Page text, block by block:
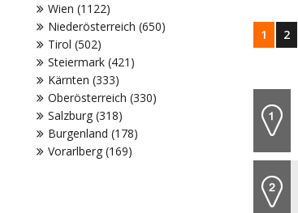
1 2
Wien (1122)
Niederösterreich (650)
Tirol (502)
Steiermark (421)
Kärnten (333)
Oberösterreich (330)
Salzburg (318)
Burgenland (178)
Vorarlberg (169)